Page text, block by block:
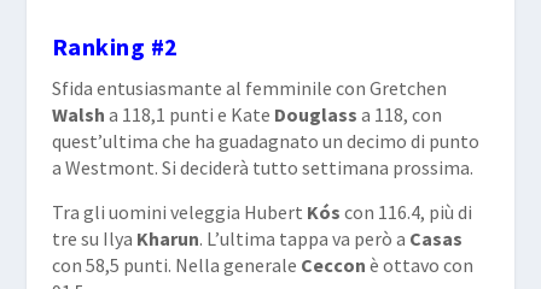
Ranking #2
Sfida entusiasmante al femminile con Gretchen
Walsh a 118,1 punti e Kate Douglass a 118, con
quest’ultima che ha guadagnato un decimo di punto
a Westmont. Si deciderà tutto settimana prossima.
Tra gli uomini veleggia Hubert Kós con 116.4, più di
tre su Ilya Kharun. L’ultima tappa va però a Casas
con 58,5 punti. Nella generale Ceccon è ottavo con